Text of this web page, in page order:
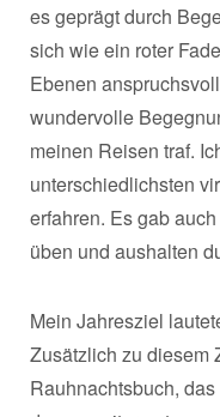
es geprägt durch
sich wie ein roter
Ebenen
wundervolle
meinen Reisen traf.
unterschiedlichsten
erfahren. Es gab
üben und aushalten
Mein Jahresziel
Zusätzlich zu diesem
Rauhnachtsbuch,